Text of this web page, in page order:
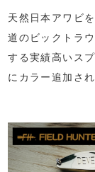
天然日本アワビ
道のビックトラ
する実績高いス
にカラー追加さ